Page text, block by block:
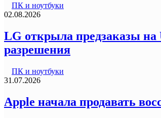
ПК и ноутбуки
02.08.2026
LG открыла предзаказы
разрешения
ПК и ноутбуки
31.07.2026
Apple начала продавать